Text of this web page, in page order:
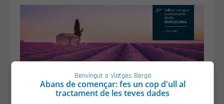
Benvingut a Viatges Berga
Abans de començar: fes un cop d'ull al
tractament de les teves dades